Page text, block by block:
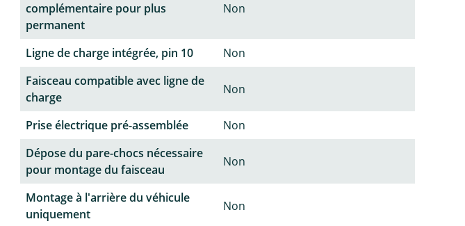
complémentaire pour plus
permanent
Non
Ligne de charge intégrée, pin 10
Non
Faisceau compatible avec ligne de
charge
Non
Prise électrique pré-assemblée
Non
Dépose du pare-chocs nécessaire
pour montage du faisceau
Non
Montage à l'arrière du véhicule
uniquement
Non